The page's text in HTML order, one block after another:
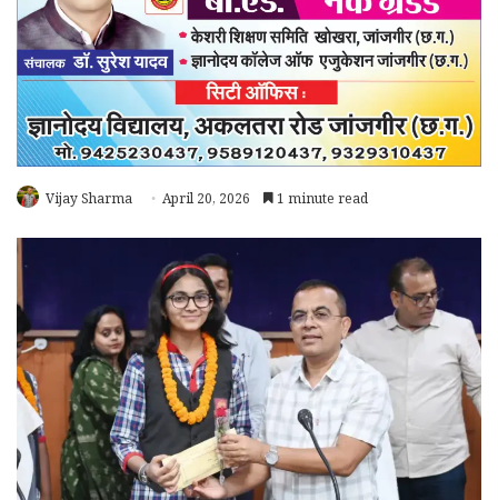
Vijay Sharma April 20, 2026 1 minute read